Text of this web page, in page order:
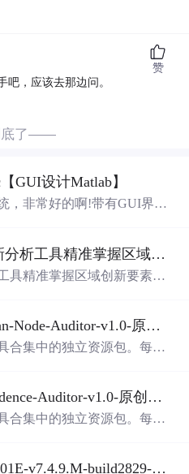
吧，应该去那边问。
赞
了——
GUI设计Matlab】
，非常好的啊!带有GUI界
），非常容易使用。你只
将立即给出准确的识别结
，你一定会喜欢它的！
如何通过区域科技创新分析工具精准掌握区域创新要素分布与产业链融合现状？.docx
具精准掌握区域创新要素分
Visual-Workflow-Orphan-Node-Auditor-v1.0-原创源码与文档.zip
合集中的独立资源包。每个
单、MIT License及原创与授
，执行npm test验证算法，
文、生产日志或其他受限素
Cypress-Flaky-Test-Evidence-Auditor-v1.0-原创源码与文档.zip
合集中的独立资源包。每个
单、MIT License及原创与授
FortiGate-v7.4.9-FGT-601E-v7.4.9.M-build2829-FORTINET.out